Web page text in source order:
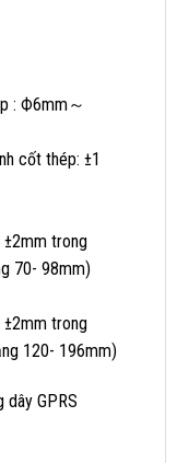
: Ф6mm～
cốt thép: ±1
trong
70- 98mm)
trong
120- 196mm)
dây GPRS